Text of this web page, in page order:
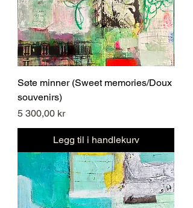
Søte minner (Sweet memories/Doux
souvenirs)
Pris
5 300,00 kr
Legg til i handlekurv